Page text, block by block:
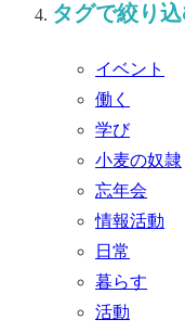
タグで絞り
イベント
働く
学び
小麦の奴隷
忘年会
情報活動
日常
暮らす
活動